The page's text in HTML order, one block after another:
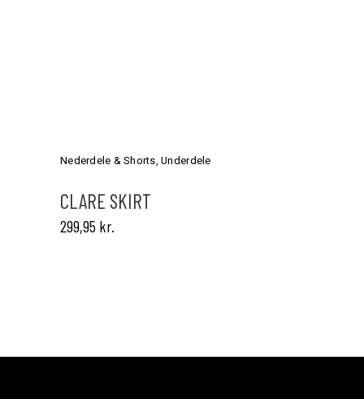
varianter.
Mulighederne
kan
Nederdele & Shorts,Underdele
CLARE SKIRT
299,95 kr.